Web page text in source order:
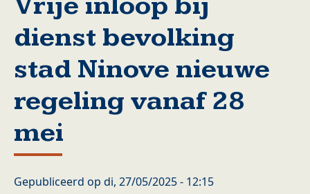
dienst bevolking
stad Ninove nieuwe
regeling vanaf 28
mei
Gepubliceerd op di, 27/05/2025 - 12:15